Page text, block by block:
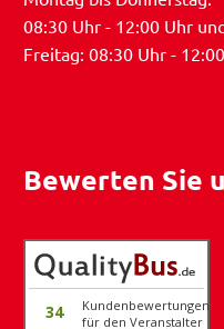
08:30 Uhr - 12:00 Uhr
Freitag: 08:30 Uhr -
Bewerten Sie
34
Kundenbewertungen
für den Veranstalter